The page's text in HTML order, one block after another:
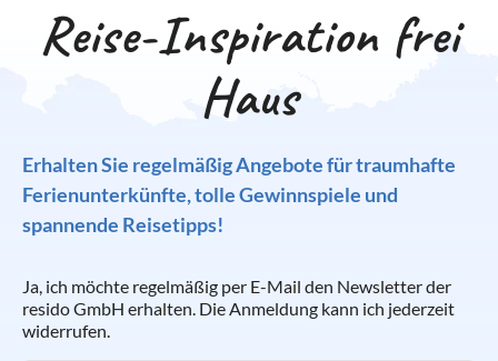
Reise-Inspiration frei
Haus
Erhalten Sie regelmäßig Angebote für traumhafte
Ferienunterkünfte, tolle Gewinnspiele und
spannende Reisetipps!
Ja, ich möchte regelmäßig per E-Mail den Newsletter der
resido GmbH erhalten. Die Anmeldung kann ich jederzeit
widerrufen.